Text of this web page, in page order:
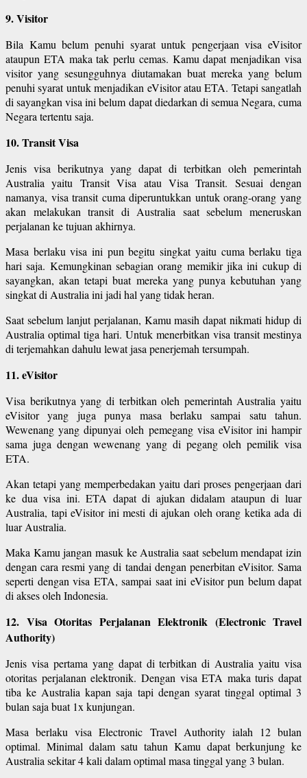
9. Visitor
Bila Kamu belum penuhi syarat untuk pengerjaan visa eVisitor
ataupun ETA maka tak perlu cemas. Kamu dapat menjadikan visa
visitor yang sesungguhnya diutamakan buat mereka yang belum
penuhi syarat untuk menjadikan eVisitor atau ETA. Tetapi sangatlah
di sayangkan visa ini belum dapat diedarkan di semua Negara, cuma
Negara tertentu saja.
10. Transit Visa
Jenis visa berikutnya yang dapat di terbitkan oleh pemerintah
Australia yaitu Transit Visa atau Visa Transit. Sesuai dengan
namanya, visa transit cuma diperuntukkan untuk orang-orang yang
akan melakukan transit di Australia saat sebelum meneruskan
perjalanan ke tujuan akhirnya.
Masa berlaku visa ini pun begitu singkat yaitu cuma berlaku tiga
hari saja. Kemungkinan sebagian orang memikir jika ini cukup di
sayangkan, akan tetapi buat mereka yang punya kebutuhan yang
singkat di Australia ini jadi hal yang tidak heran.
Saat sebelum lanjut perjalanan, Kamu masih dapat nikmati hidup di
Australia optimal tiga hari. Untuk menerbitkan visa transit mestinya
di terjemahkan dahulu lewat jasa penerjemah tersumpah.
11. eVisitor
Visa berikutnya yang di terbitkan oleh pemerintah Australia yaitu
eVisitor yang juga punya masa berlaku sampai satu tahun.
Wewenang yang dipunyai oleh pemegang visa eVisitor ini hampir
sama juga dengan wewenang yang di pegang oleh pemilik visa
ETA.
Akan tetapi yang memperbedakan yaitu dari proses pengerjaan dari
ke dua visa ini. ETA dapat di ajukan didalam ataupun di luar
Australia, tapi eVisitor ini mesti di ajukan oleh orang ketika ada di
luar Australia.
Maka Kamu jangan masuk ke Australia saat sebelum mendapat izin
dengan cara resmi yang di tandai dengan penerbitan eVisitor. Sama
seperti dengan visa ETA, sampai saat ini eVisitor pun belum dapat
di akses oleh Indonesia.
12. Visa Otoritas Perjalanan Elektronik (Electronic Travel
Authority)
Jenis visa pertama yang dapat di terbitkan di Australia yaitu visa
otoritas perjalanan elektronik. Dengan visa ETA maka turis dapat
tiba ke Australia kapan saja tapi dengan syarat tinggal optimal 3
bulan saja buat 1x kunjungan.
Masa berlaku visa Electronic Travel Authority ialah 12 bulan
optimal. Minimal dalam satu tahun Kamu dapat berkunjung ke
Australia sekitar 4 kali dalam optimal masa tinggal yang 3 bulan.